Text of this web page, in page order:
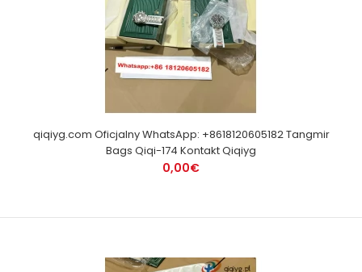
qiqiyg.com Oficjalny WhatsApp: +8618120605182 Tangmir
Bags Qiqi-174 Kontakt Qiqiyg
0,00€